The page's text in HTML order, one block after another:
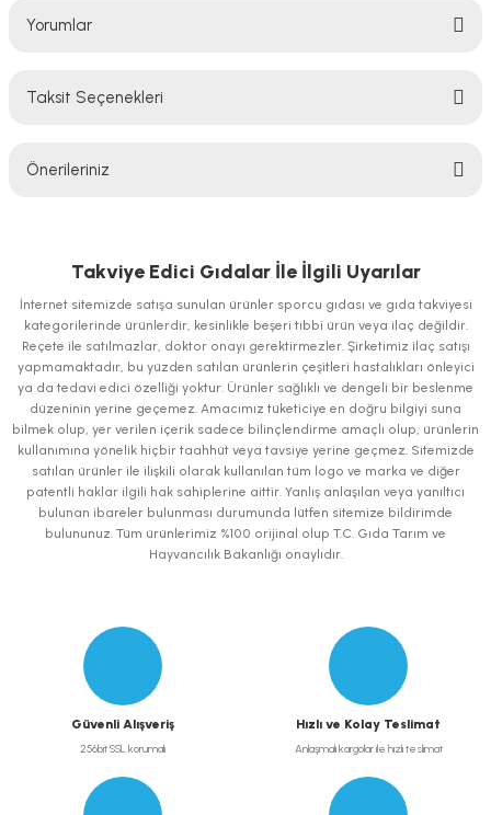
Yorumlar
Taksit Seçenekleri
Önerileriniz
iletebilirsiniz.
Görüş ve önerileriniz için teşekkür ederiz.
Ürün resmi kalitesiz, bozuk veya görüntülenemiyor.
Ürün açıklamasında eksik bilgiler bulunuyor.
Ürün bilgilerinde hatalar bulunuyor.
Ürün fiyatı diğer sitelerden daha pahalı.
Bu ürüne benzer farklı alternatifler olmalı.
Takviye Edici Gıdalar İle İlgili Uyarılar
İnternet sitemizde satışa sunulan ürünler sporcu gıdası ve gıda takviyesi
kategorilerinde ürünlerdir, kesinlikle beşeri tıbbi ürün veya ilaç değildir.
Reçete ile satılmazlar, doktor onayı gerektirmezler. Şirketimiz ilaç satışı
yapmamaktadır, bu yüzden satılan ürünlerin çeşitleri hastalıkları önleyici
ya da tedavi edici özelliği yoktur. Ürünler sağlıklı ve dengeli bir beslenme
düzeninin yerine geçemez. Amacımız tüketiciye en doğru bilgiyi suna
bilmek olup, yer verilen içerik sadece bilinçlendirme amaçlı olup, ürünlerin
kullanımına yönelik hiçbir taahhüt veya tavsiye yerine geçmez. Sitemizde
satılan ürünler ile ilişkili olarak kullanılan tüm logo ve marka ve diğer
patentli haklar ilgili hak sahiplerine aittir. Yanlış anlaşılan veya yanıltıcı
bulunan ibareler bulunması durumunda lütfen sitemize bildirimde
bulununuz. Tüm ürünlerimiz %100 orijinal olup T.C. Gıda Tarım ve
Hayvancılık Bakanlığı onaylıdır.
Güvenli Alışveriş
256bit SSL korumalı
Hızlı ve Kolay Teslimat
Anlaşmalı kargolar ile hızlı teslimat